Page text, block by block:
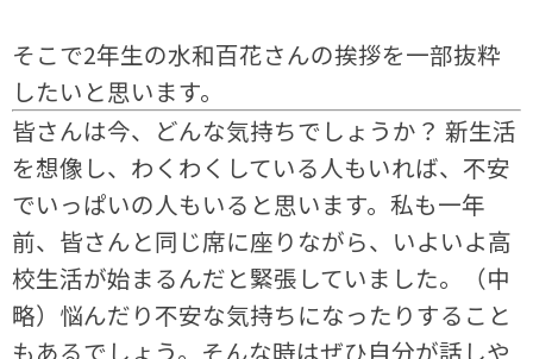
そこで2年生の水和百花さんの挨拶を一部抜粋
したいと思います。
皆さんは今、どんな気持ちでしょうか？ 新生活
を想像し、わくわくしている人もいれば、不安
でいっぱいの人もいると思います。私も一年
前、皆さんと同じ席に座りながら、いよいよ高
校生活が始まるんだと緊張していました。（中
略）悩んだり不安な気持ちになったりすること
もあるでしょう。そんな時はぜひ自分が話しや